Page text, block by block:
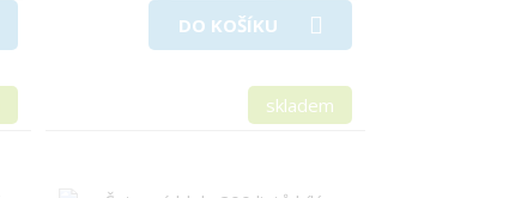
DO KOŠÍKU
skladem